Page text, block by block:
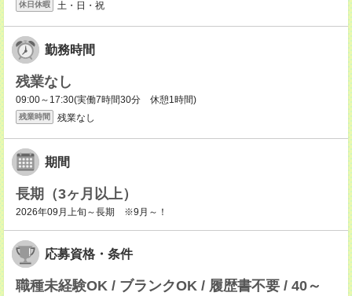
休日休暇 土・日・祝
勤務時間
残業なし
09:00～17:30(実働7時間30分 休憩1時間)
残業時間 残業なし
期間
長期（3ヶ月以上）
2026年09月上旬～長期 ※9月～！
応募資格・条件
職種未経験OK / ブランクOK / 履歴書不要 / 40～